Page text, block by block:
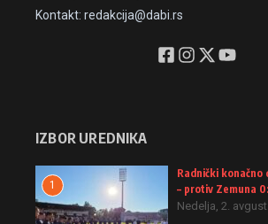
Kontakt: redakcija@dabi.rs
IZBOR UREDNIKA
1
Radnički konačno
– protiv Zemuna
Nedelja, 2. avgust